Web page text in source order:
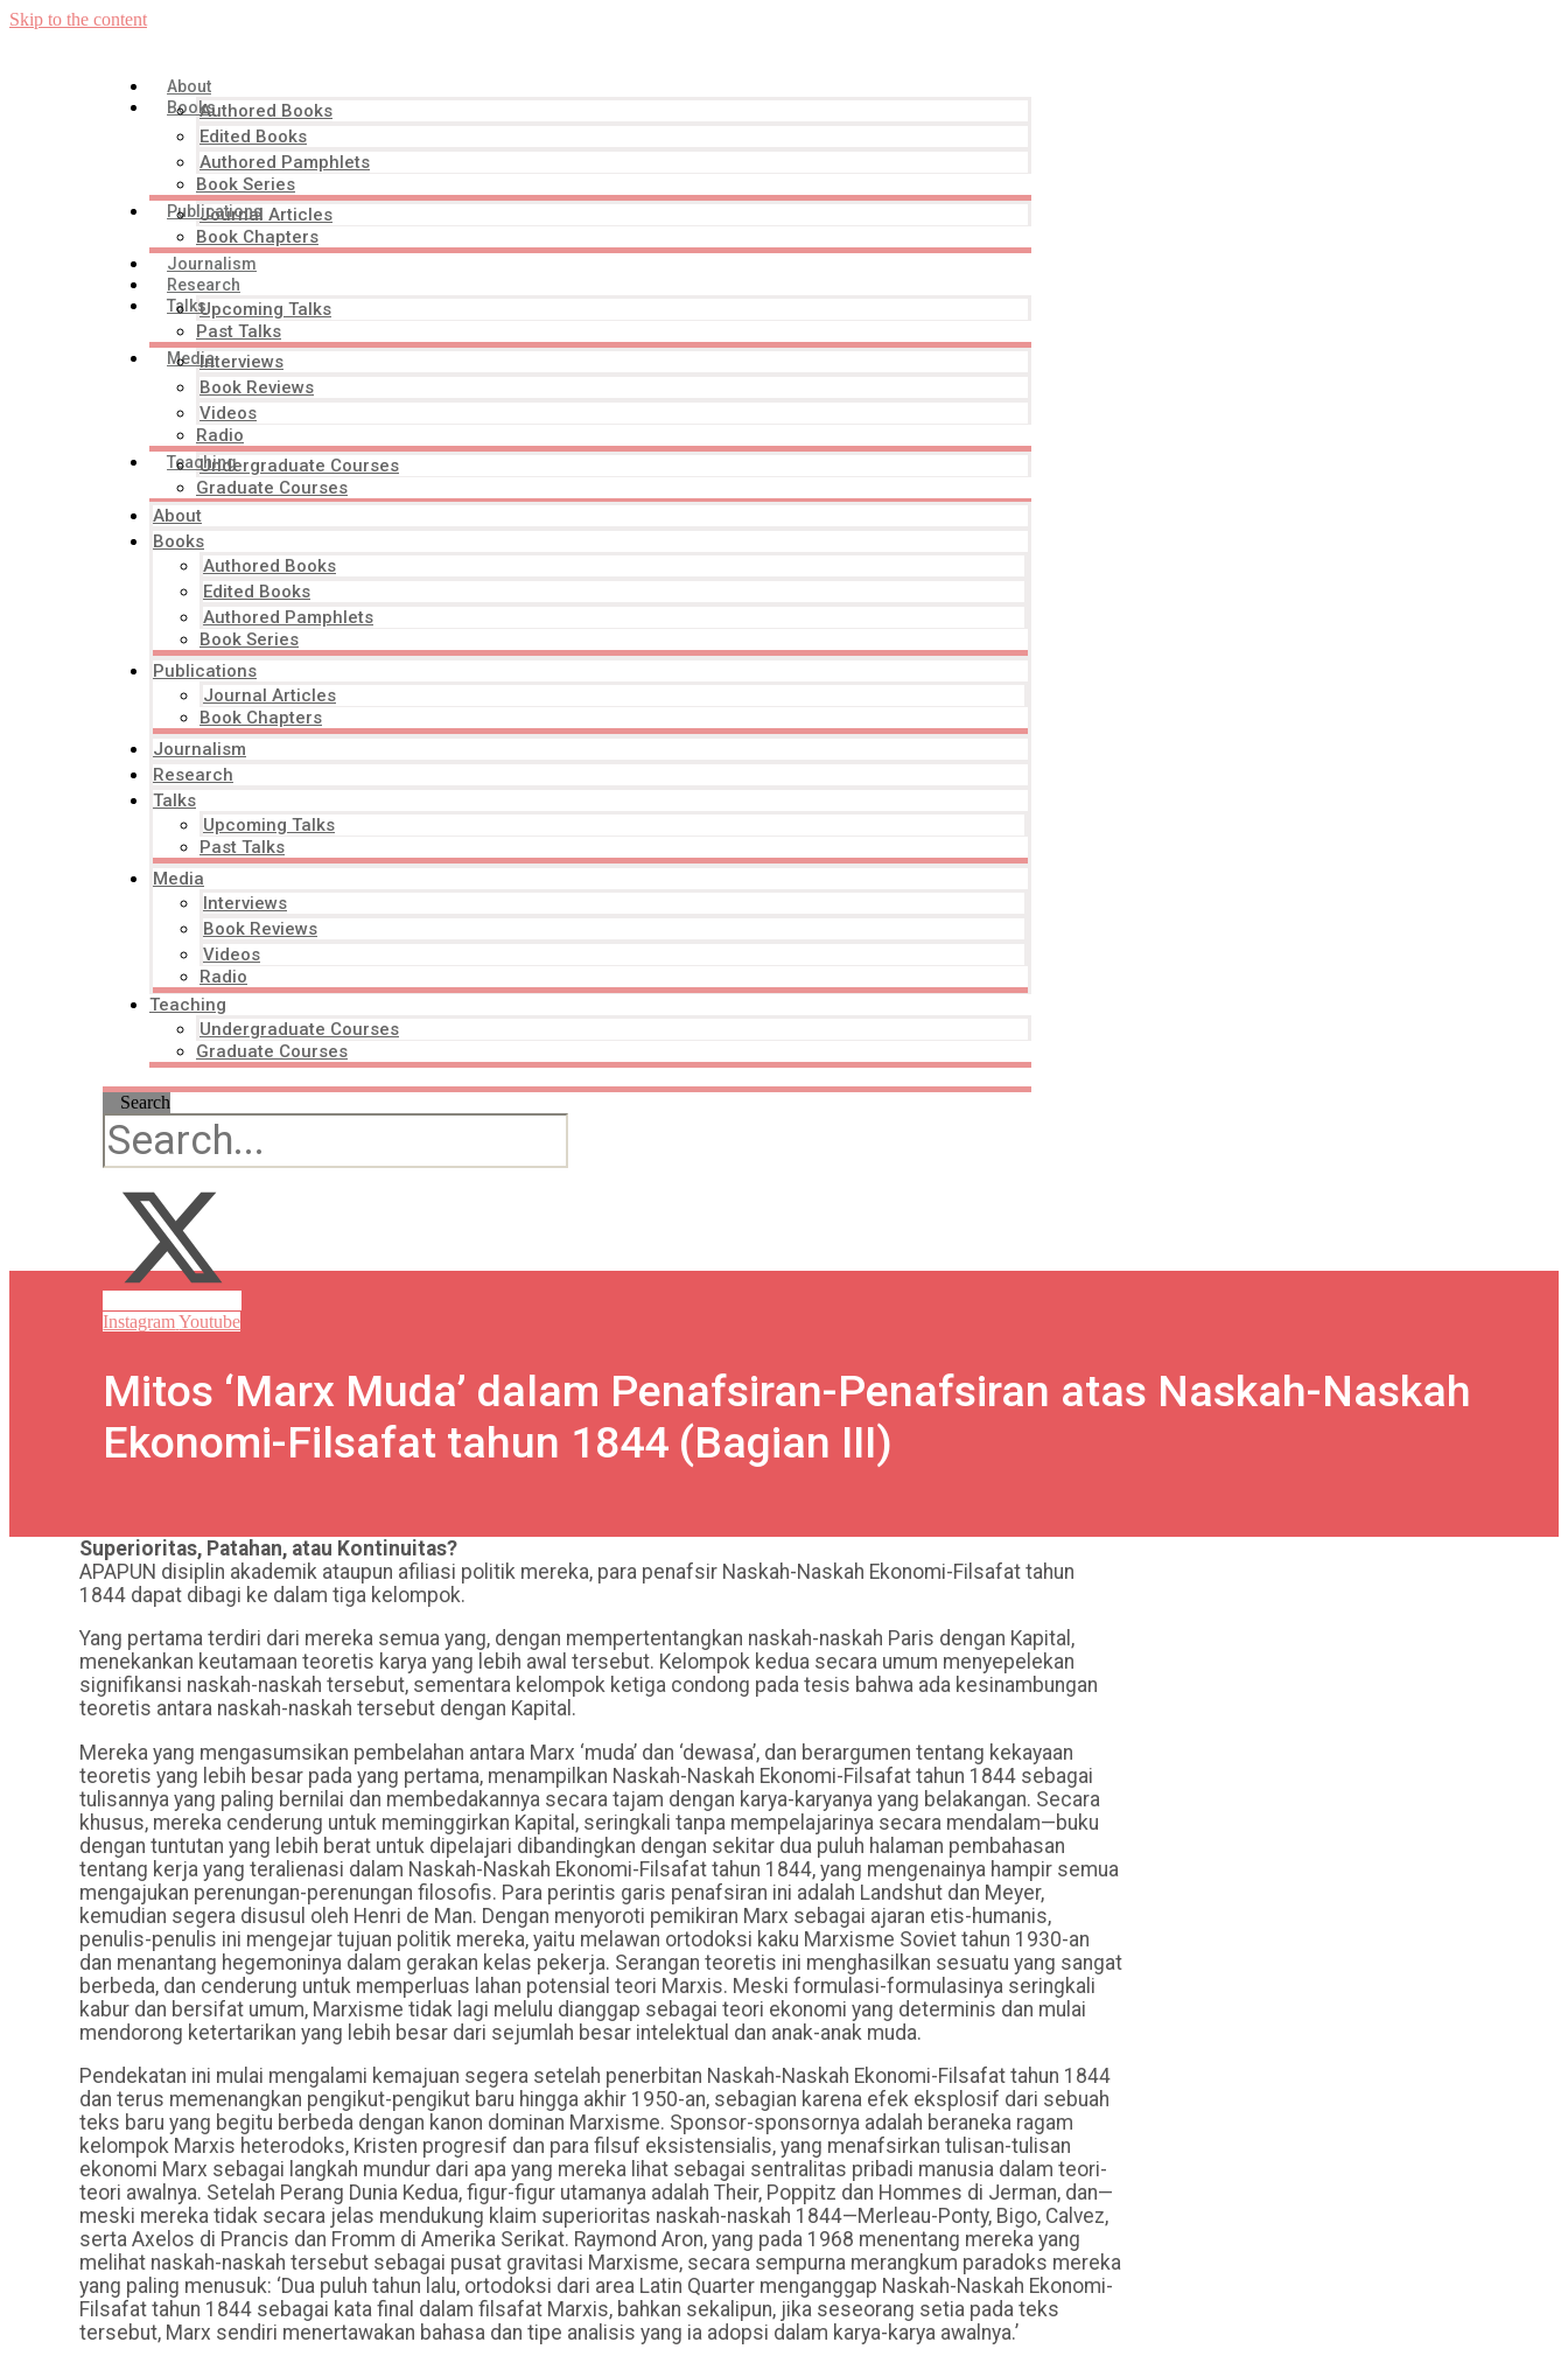
Skip to the content
About
BooksAuthored Books
Edited Books
Authored Pamphlets
Book Series
Publications
Journal Articles
Book Chapters
Journalism
Research
TalksUpcoming Talks
Past Talks
MediaInterviews
Book Reviews
Videos
Radio
TeachingUndergraduate Courses
Graduate Courses
About
Books
Authored Books
Edited Books
Authored Pamphlets
Book Series
Publications
Journal Articles
Book Chapters
Journalism
Research
Talks
Upcoming Talks
Past Talks
Media
Interviews
Book Reviews
Videos
Radio
Teaching
Undergraduate Courses
Graduate Courses
Search
InstagramYoutube
Mitos ‘Marx Muda’ dalam Penafsiran-Penafsiran atas Naskah-Naskah
Ekonomi-Filsafat tahun 1844 (Bagian III)
Superioritas, Patahan, atau Kontinuitas?
APAPUN disiplin akademik ataupun afiliasi politik mereka, para penafsir Naskah-Naskah Ekonomi-Filsafat tahun
1844 dapat dibagi ke dalam tiga kelompok.
Yang pertama terdiri dari mereka semua yang, dengan mempertentangkan naskah-naskah Paris dengan Kapital,
menekankan keutamaan teoretis karya yang lebih awal tersebut. Kelompok kedua secara umum menyepelekan
signifikansi naskah-naskah tersebut, sementara kelompok ketiga condong pada tesis bahwa ada kesinambungan
teoretis antara naskah-naskah tersebut dengan Kapital.
Mereka yang mengasumsikan pembelahan antara Marx ‘muda’ dan ‘dewasa’, dan berargumen tentang kekayaan
teoretis yang lebih besar pada yang pertama, menampilkan Naskah-Naskah Ekonomi-Filsafat tahun 1844 sebagai
tulisannya yang paling bernilai dan membedakannya secara tajam dengan karya-karyanya yang belakangan. Secara
khusus, mereka cenderung untuk meminggirkan Kapital, seringkali tanpa mempelajarinya secara mendalam—buku
dengan tuntutan yang lebih berat untuk dipelajari dibandingkan dengan sekitar dua puluh halaman pembahasan
tentang kerja yang teralienasi dalam Naskah-Naskah Ekonomi-Filsafat tahun 1844, yang mengenainya hampir semua
mengajukan perenungan-perenungan filosofis. Para perintis garis penafsiran ini adalah Landshut dan Meyer,
kemudian segera disusul oleh Henri de Man. Dengan menyoroti pemikiran Marx sebagai ajaran etis-humanis,
penulis-penulis ini mengejar tujuan politik mereka, yaitu melawan ortodoksi kaku Marxisme Soviet tahun 1930-an
dan menantang hegemoninya dalam gerakan kelas pekerja. Serangan teoretis ini menghasilkan sesuatu yang sangat
berbeda, dan cenderung untuk memperluas lahan potensial teori Marxis. Meski formulasi-formulasinya seringkali
kabur dan bersifat umum, Marxisme tidak lagi melulu dianggap sebagai teori ekonomi yang determinis dan mulai
mendorong ketertarikan yang lebih besar dari sejumlah besar intelektual dan anak-anak muda.
Pendekatan ini mulai mengalami kemajuan segera setelah penerbitan Naskah-Naskah Ekonomi-Filsafat tahun 1844
dan terus memenangkan pengikut-pengikut baru hingga akhir 1950-an, sebagian karena efek eksplosif dari sebuah
teks baru yang begitu berbeda dengan kanon dominan Marxisme. Sponsor-sponsornya adalah beraneka ragam
kelompok Marxis heterodoks, Kristen progresif dan para filsuf eksistensialis, yang menafsirkan tulisan-tulisan
ekonomi Marx sebagai langkah mundur dari apa yang mereka lihat sebagai sentralitas pribadi manusia dalam teori-
teori awalnya. Setelah Perang Dunia Kedua, figur-figur utamanya adalah Their, Poppitz dan Hommes di Jerman, dan—
meski mereka tidak secara jelas mendukung klaim superioritas naskah-naskah 1844—Merleau-Ponty, Bigo, Calvez,
serta Axelos di Prancis dan Fromm di Amerika Serikat. Raymond Aron, yang pada 1968 menentang mereka yang
melihat naskah-naskah tersebut sebagai pusat gravitasi Marxisme, secara sempurna merangkum paradoks mereka
yang paling menusuk: ‘Dua puluh tahun lalu, ortodoksi dari area Latin Quarter menganggap Naskah-Naskah Ekonomi-
Filsafat tahun 1844 sebagai kata final dalam filsafat Marxis, bahkan sekalipun, jika seseorang setia pada teks
tersebut, Marx sendiri menertawakan bahasa dan tipe analisis yang ia adopsi dalam karya-karya awalnya.’